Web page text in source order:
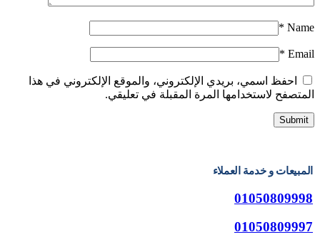
Name
*
Email
*
احفظ اسمي، بريدي الإلكتروني، والموقع الإلكتروني في هذا
المتصفح لاستخدامها المرة المقبلة في تعليقي.
المبيعات و خدمة العملاء
01050809998
01050809997